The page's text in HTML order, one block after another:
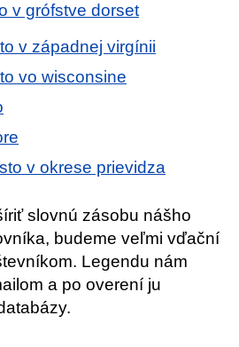
v grófstve dorset
v západnej virgínii
vo wisconsine
v okrese prievidza
slovnú zásobu nášho
budeme veľmi vďační
Legendu nám
a po overení ju